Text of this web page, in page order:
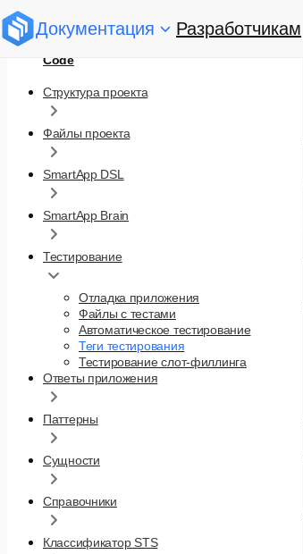
Документация Разработчикам
Code
Структура проекта
Файлы проекта
SmartApp DSL
SmartApp Brain
Тестирование
Отладка приложения
Файлы с тестами
Автоматическое тестирование
Теги тестирования
Тестирование слот-филлинга
Ответы приложения
Паттерны
Сущности
Справочники
Классификатор STS